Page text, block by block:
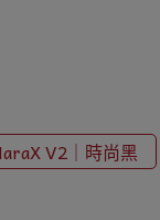
V2｜時尚黑